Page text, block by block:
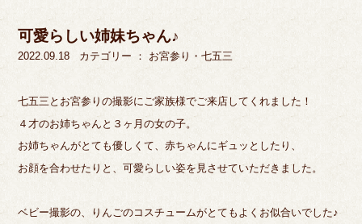
可愛らしい姉妹ちゃん♪
2022.09.18 カテゴリー ： お宮参り・七五三
七五三とお宮参りの撮影にご家族様でご来店してくれました！
４才のお姉ちゃんと３ヶ月の女の子。
お姉ちゃんがとても優しくて、赤ちゃんにギュッとしたり、
お顔を合わせたりと、可愛らしい姿を見させていただきました。
ベビー撮影の、りんごのコスチュームがとてもよくお似合いでした♪